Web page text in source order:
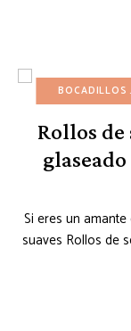
BOCADILLOS
Rollos
Si eres un
suaves Rollos de